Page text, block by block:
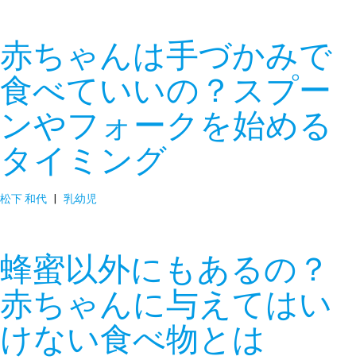
赤ちゃんは手づかみで
食べていいの？スプー
ンやフォークを始める
タイミング
松下 和代 | 乳幼児
蜂蜜以外にもあるの？
赤ちゃんに与えてはい
けない食べ物とは